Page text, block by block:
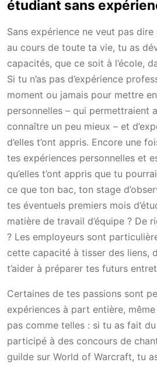
étudiant sans
Sans expérience ne veut pas
au cours de toute ta vie, tu as
capacités, que ce soit à l’école,
Si tu n’as pas d’expérience
moment ou jamais pour mettre
personnelles – qui permettraient
connaître un peu mieux – et
d’elles t’ont appris. Encore une
tes expériences personnelles et
qu’elles t’ont appris que tu
ce que ton bac, ton stage
tes éventuels premiers mois
matière de travail d’équipe ? De
? Les employeurs sont
cette capacité à tisser des liens,
t’aider à préparer tes futurs
Certaines de tes passions sont
expériences à part entière,
pas comme telles : si tu as fait
participé à des concours de
guilde sur World of Warcraft, tu